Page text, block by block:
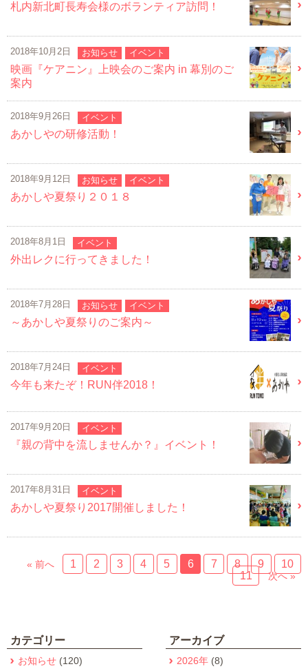
札内新北町長寿会様のボランティア訪問！
2018年10月2日 お知らせ イベント
映画『ケアニン』上映会のご案内 in 幕別のご
案内
2018年9月26日 イベント
あかしやの研修活動！
2018年9月12日 お知らせ イベント
あかしや夏祭り２０１８
2018年8月1日 イベント
外出レクに行ってきました！
2018年7月28日 お知らせ イベント
～あかしや夏祭りのご案内～
2018年7月24日 イベント
今年も来たぞ！RUN伴2018！
2017年9月20日 イベント
『親の背中を流しませんか？』イベント！
2017年8月31日 イベント
あかしや夏祭り2017開催しました！
« 前へ 1 2 3 4 5 6 7 8 9
10
11
次へ »
カテゴリー
お知らせ (120)
アーカイブ
2026年 (8)